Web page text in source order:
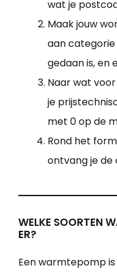
wat je
Maak jouw
aan categorie
gedaan is, en
Naar wat
je
met 0 op de
Rond het
ontvang je
WELKE SOORTEN
ER?
Een warmtepomp